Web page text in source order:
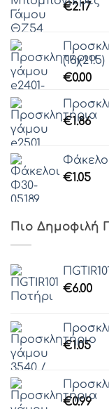
€2.17
(16χ21.5)
€0.00
€1.86
€1.05
Πιο Δημοφιλή
€6.00
€1.05
€0.99